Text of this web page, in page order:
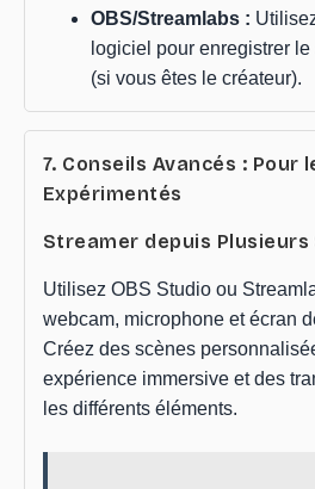
OBS/Streamlabs :
logiciel pour enregistrer
(si vous êtes le créateur).
7. Conseils Avancés : Pour
Expérimentés
Streamer depuis Plusieurs
Utilisez OBS Studio ou
webcam, microphone et écran
Créez des scènes
expérience immersive et des
les différents éléments.